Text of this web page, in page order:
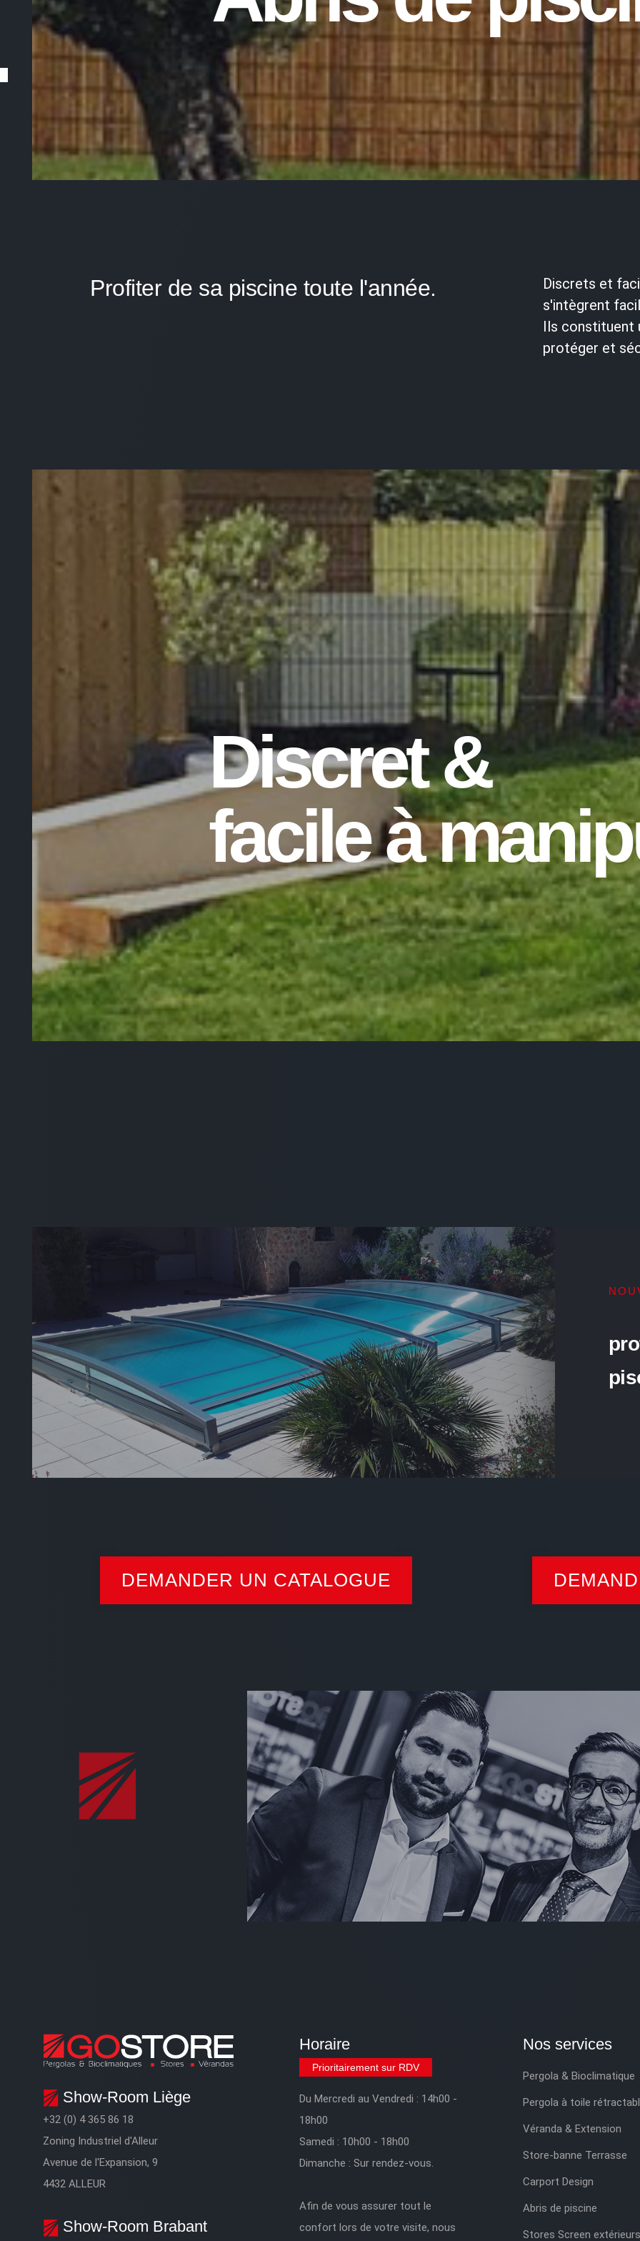
Profiter de sa piscine toute l'année.
Discrets et
s'intègrent
Ils constituent
protéger et
Discret &
facile à
DEMANDER UN CATALOGUE
Show-Room Liège
+32 (0) 4 365 86 18
Zoning Industriel d'Alleur
Avenue de l'Expansion, 9
4432 ALLEUR
Show-Room Brabant
Horaire
Prioritairement sur RDV
Du Mercredi au Vendredi : 14h00 -
18h00
Samedi : 10h00 - 18h00
Dimanche : Sur rendez-vous.
Afin de vous assurer tout le
confort lors de votre visite, nous
Nos services
Pergola & Bioclimatique
Pergola à toile
Véranda & Extension
Store-banne Terrasse
Carport Design
Abris de piscine
Stores Screen extérieurs